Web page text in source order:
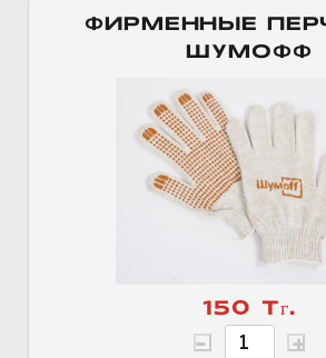
ФИРМЕННЫЕ
ШУМОФФ
150 Тг.